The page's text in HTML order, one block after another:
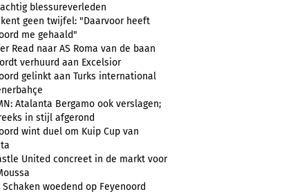
blessureverleden
geen twijfel: "Daarvoor heeft
me gehaald"
Read naar AS Roma van de baan
verhuurd aan Excelsior
gelinkt aan Turks international
Atalanta Bergamo ook verslagen;
in stijl afgerond
wint duel om Kuip Cup van
United concreet in de markt voor
Schaken woedend op Feyenoord